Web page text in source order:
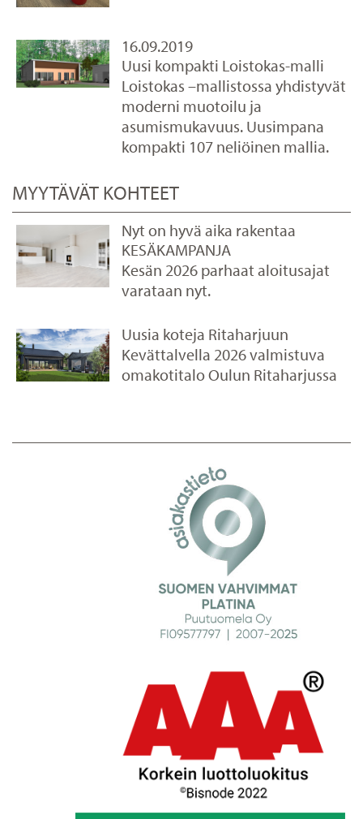
16.09.2019
Uusi kompakti Loistokas-malli
Loistokas –mallistossa yhdistyvät
moderni muotoilu ja
asumismukavuus. Uusimpana
kompakti 107 neliöinen mallia.
MYYTÄVÄT KOHTEET
Nyt on hyvä aika rakentaa
KESÄKAMPANJA
Kesän 2026 parhaat aloitusajat
varataan nyt.
Uusia koteja Ritaharjuun
Kevättalvella 2026 valmistuva
omakotitalo Oulun Ritaharjussa